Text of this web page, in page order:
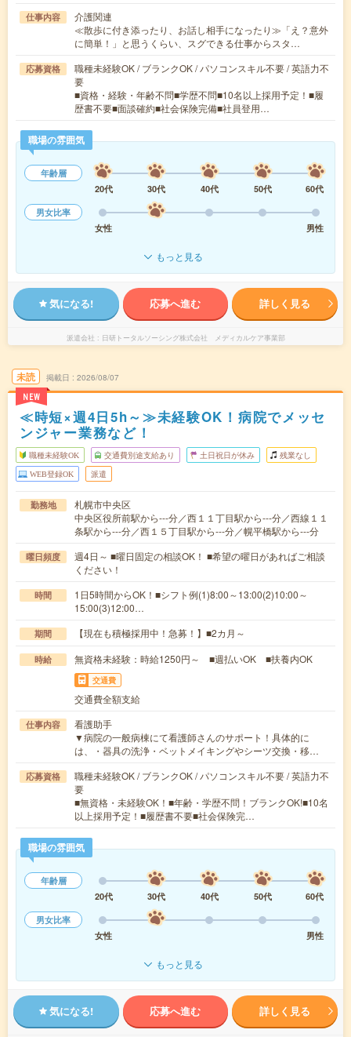
仕事内容
介護関連
≪散歩に付き添ったり、お話し相手になったり≫「え？意外
に簡単！」と思うくらい、スグできる仕事からスタ…
応募資格
職種未経験OK / ブランクOK / パソコンスキル不要 / 英語力不
要
■資格・経験・年齢不問■学歴不問■10名以上採用予定！■履
歴書不要■面談確約■社会保険完備■社員登用…
職場の雰囲気
年齢層
20代
30代 40代 50代
60代
男女比率
女性
男性
もっと見る
気になる! 応募へ進む 詳しく見る
派遣会社 日研トータルソーシング株式会社 メディカルケア事業部
未読
NEW
掲載日 2026/08/07
≪時短×週4日5h～≫未経験OK！病院でメッセ
ンジャー業務など！
職種未経験OK 交通費別途支給あり 土日祝日が休み 残業なし
WEB登録OK 派遣
勤務地
札幌市中央区
中央区役所前駅から---分／西１１丁目駅から---分／西線１１
条駅から---分／西１５丁目駅から---分／幌平橋駅から---分
曜日頻度
週4日～ ■曜日固定の相談OK！ ■希望の曜日があればご相談
ください！
時間
1日5時間からOK！■シフト例(1)8:00～13:00(2)10:00～
15:00(3)12:00…
期間 【現在も積極採用中！急募！】■2カ月～
時給 無資格未経験：時給1250円～ ■週払いOK ■扶養内OK
交通費
交通費全額支給
仕事内容
看護助手
▼病院の一般病棟にて看護師さんのサポート！具体的に
は、・器具の洗浄・ベットメイキングやシーツ交換・移…
応募資格
職種未経験OK / ブランクOK / パソコンスキル不要 / 英語力不
要
■無資格・未経験OK！■年齢・学歴不問！ブランクOK!■10名
以上採用予定！■履歴書不要■社会保険完…
職場の雰囲気
年齢層
20代
30代 40代 50代
60代
男女比率
女性
男性
もっと見る
気になる! 応募へ進む 詳しく見る